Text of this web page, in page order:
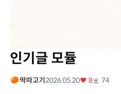
인기글 모듈
딱따고기2026.05.20 8 74